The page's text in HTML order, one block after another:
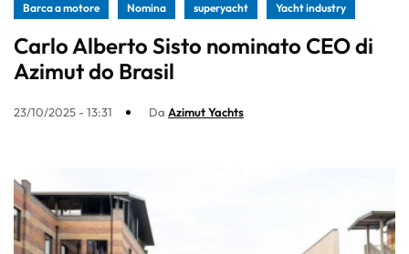
Barca a motore Nomina superyacht Yacht industry
Carlo Alberto Sisto nominato CEO di
Azimut do Brasil
23/10/2025 - 13:31 Da Azimut Yachts